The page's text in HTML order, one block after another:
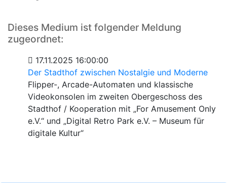
Dieses Medium ist folgender Meldung
zugeordnet:
17.11.2025 16:00:00
Der Stadthof zwischen Nostalgie und Moderne
Flipper-, Arcade-Automaten und klassische
Videokonsolen im zweiten Obergeschoss des
Stadthof / Kooperation mit „For Amusement Only
e.V.“ und „Digital Retro Park e.V. – Museum für
digitale Kultur“